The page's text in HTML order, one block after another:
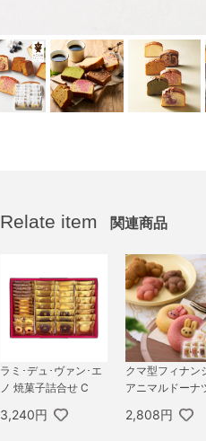
Relate item 関連商品
ラミ･デュ･ヴァン･エ
ノ 焼菓子詰合せ C
3,240円
クマ型フィナン
アニマルドーナ
2,808円